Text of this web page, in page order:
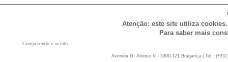
Atenção: este site utiliza
Para saber mais
Compreendo e aceito.
Avenida D. Afonso V - 5300-121 Bragança | Tel.: